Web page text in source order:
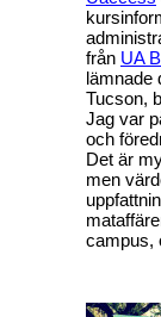
från UA
lämnade
Tucson,
Jag var
och
Det är
men
campus,